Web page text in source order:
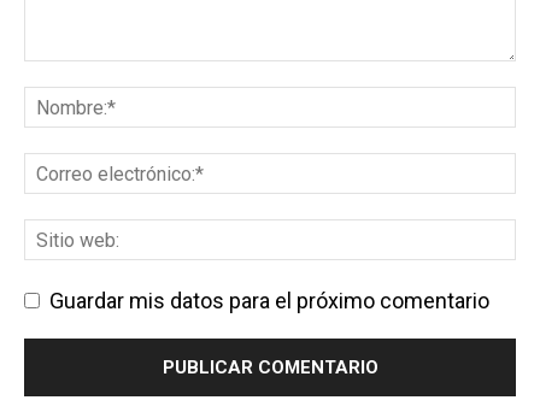
Guardar mis datos para el próximo comentario